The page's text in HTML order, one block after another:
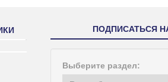
ПОДПИСАТЬСЯ
Выберите раздел: